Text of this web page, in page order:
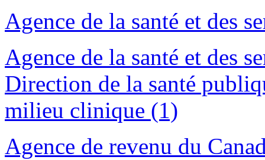
Agence de la santé et des
Agence de la santé et des
Direction de la santé
milieu clinique (1)
Agence de revenu du